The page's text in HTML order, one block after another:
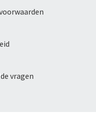
vragen